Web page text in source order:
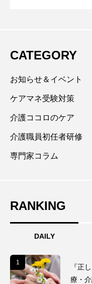
アンガーマネージメ
スト・ パステル画
とや己書という筆文
する場作りのお手伝
CATEGORY
お知らせ＆イベント
ケアマネ受験対策
介護ココロのケア
介護職員初任者研修
専門家コラム
RANKING
DAILY
1
『正
療・